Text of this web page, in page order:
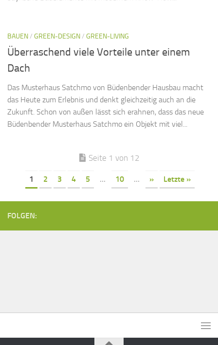
BAUEN/ GREEN-DESIGN/ GREEN-LIVING
Überraschend viele Vorteile unter einem
Dach
Das Musterhaus Satchmo von Büdenbender Hausbau macht
das Heute zum Erlebnis und denkt gleichzeitig auch an die
Zukunft. Schon von außen lässt sich erahnen, dass das neue
Büdenbender Musterhaus Satchmo ein Objekt mit viel...
Seite 1 von 12
1 2 3 4 5 ... 10 ... » Letzte »
FOLGEN: